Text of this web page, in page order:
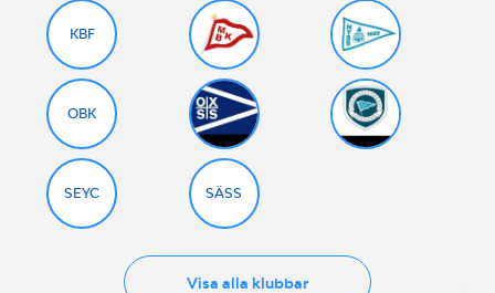
KBF
OBK
SEYC SÄSS
Visa alla klubbar